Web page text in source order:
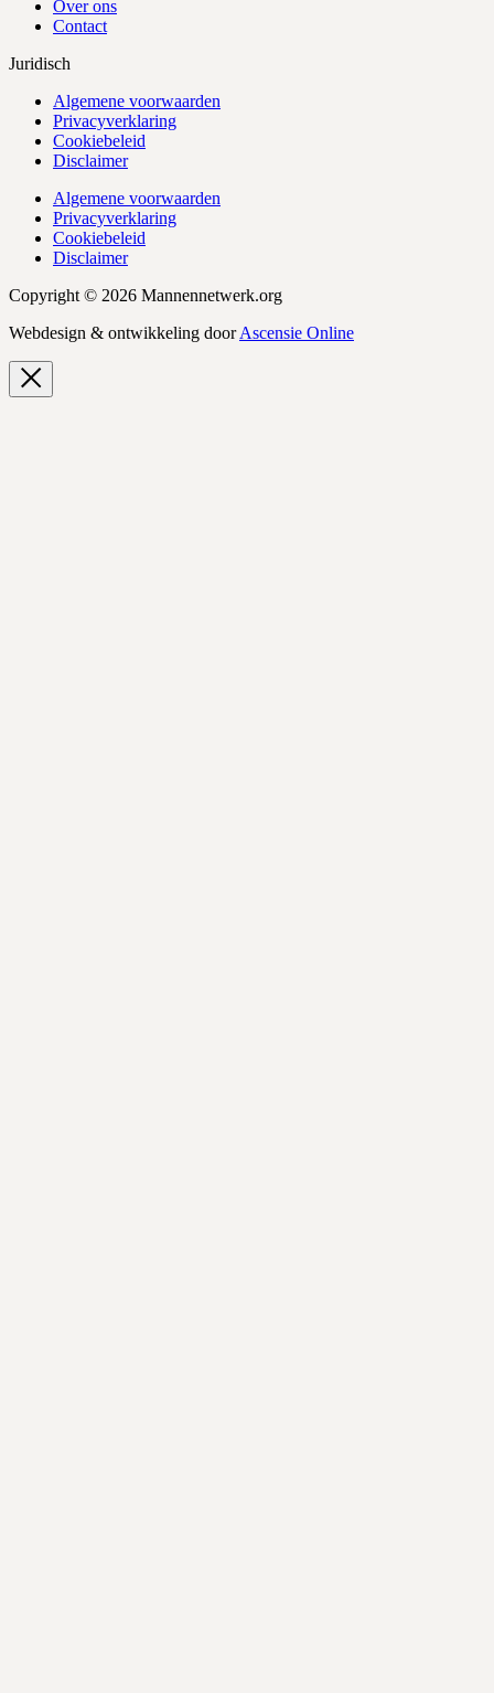
Over ons
Contact
Juridisch
Algemene voorwaarden
Privacyverklaring
Cookiebeleid
Disclaimer
Algemene voorwaarden
Privacyverklaring
Cookiebeleid
Disclaimer
Copyright © 2026 Mannennetwerk.org
Webdesign & ontwikkeling doorAscensie Online